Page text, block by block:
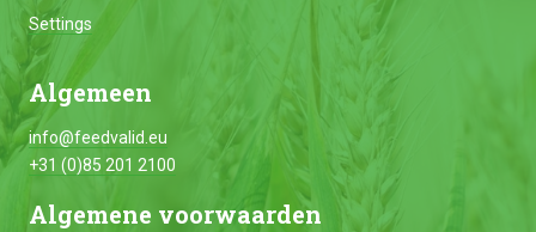
Settings
Algemeen
info@feedvalid.eu
+31 (0)85 201 2100
Algemene voorwaarden